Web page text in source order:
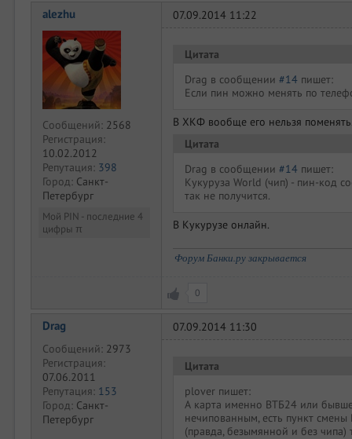
alezhu
Сообщений: 2568
Регистрация:
10.02.2012
Репутация: 398
Город: Санкт-
Петербург
Мой PIN - последние 4
цифры π
07.09.2014 11:22
Цитата
Drag в сообщении #14пишет:
Если пин можно менять по
В ХКФ вообще его нельзя
Цитата
Drag в сообщении #14пишет:
Кукуруза World (чип) - пин-код
так не получится.
В Кукурузе онлайн.
Форум Банки.ру закрывается
0
Drag
Сообщений: 2973
Регистрация:
07.06.2011
Репутация: 153
Город: Санкт-
Петербург
07.09.2014 11:30
Цитата
plover пишет:
А карта именно ВТБ24 или
нечипованным, есть пункт
(правда, безымянной и без